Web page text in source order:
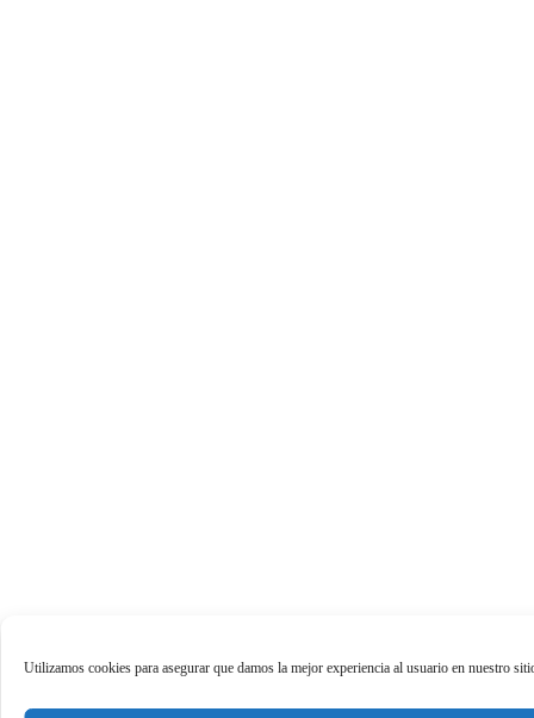
Utilizamos cookies para asegurar que damos la mejor experiencia al usuario en nuestro